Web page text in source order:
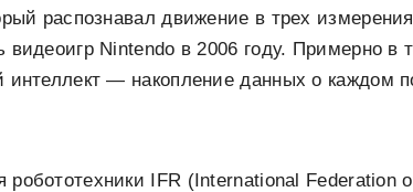
распознавал движение в трех
Nintendo в 2006 году. Примерно в
интеллект — накопление данных о каждом
IFR (International Federation